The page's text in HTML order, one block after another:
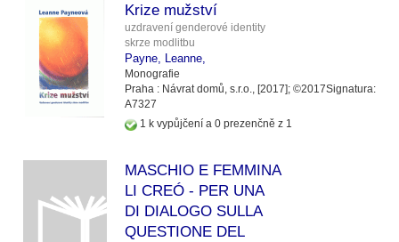
Krize mužství
uzdravení genderové identity
skrze modlitbu
Payne, Leanne,
Monografie
Praha : Návrat domů, s.r.o., [2017]; ©2017Signatura:
A7327
1 k vypůjčení a 0 prezenčně z 1
MASCHIO E FEMMINA
LI CREÓ - PER UNA
DI DIALOGO SULLA
QUESTIONE DEL